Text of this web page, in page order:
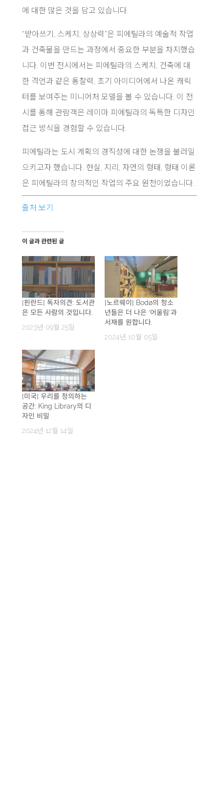
에 대한 많은 것을 담고 있습니다.
“받아쓰기, 스케치, 상상력”은 피에틸라의 예술적 작업
과 건축물을 만드는 과정에서 중요한 부분을 차지했습
니다. 이번 전시에서는 피에틸라의 스케치, 건축에 대
한 격언과 같은 통찰력, 초기 아이디어에서 나온 캐릭
터를 보여주는 미니어처 모델을 볼 수 있습니다. 이 전
시를 통해 관람객은 레이마 피에틸라의 독특한 디자인
접근 방식을 경험할 수 있습니다.
피에틸라는 도시 계획의 경직성에 대한 논쟁을 불러일
으키고자 했습니다. 현실, 지리, 자연의 형태, 형태 이론
은 피에틸라의 창의적인 작업의 주요 원천이었습니다.
출처 보기
이 글과 관련된 글
[핀란드] 독자의견: 도서관
은 모든 사람의 것입니다.
2023년 09월 25일
[노르웨이] Bodø의 청소
년들은 더 나은 ‘어울림’과
서재를 원합니다.
2024년 10월 05일
[미국] 우리를 정의하는
공간: King Library의 디
자인 비밀
2024년 12월 14일